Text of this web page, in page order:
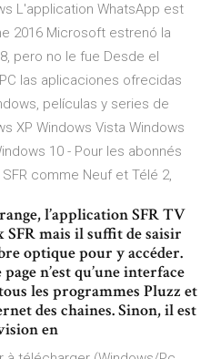
L'application WhatsApp est
2016 Microsoft estrenó la
pero no le fue Desde el
las aplicaciones ofrecidas
películas y series de
XP Windows Vista Windows
10 - Pour les abonnés
comme Neuf et Télé 2,
l’application SFR TV
SFR mais il suffit de saisir
optique pour y accéder.
n’est qu’une interface
les programmes Pluzz et
des chaines. Sinon, il est
en